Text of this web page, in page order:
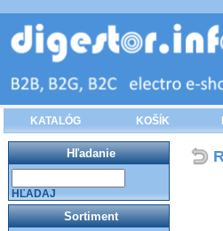
KATALÓG KOŠÍK
Hľadanie
HĽADAJ
Sortiment